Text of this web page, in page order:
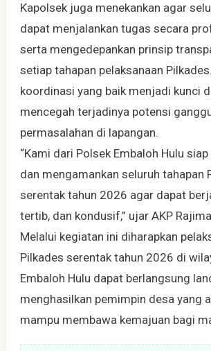
Kapolsek juga menekankan agar
dapat menjalankan tugas secara
serta mengedepankan prinsip
setiap tahapan pelaksanaan
koordinasi yang baik menjadi kunci
mencegah terjadinya potensi
permasalahan di lapangan.
“Kami dari Polsek Embaloh Hulu
dan mengamankan seluruh tahapan
serentak tahun 2026 agar dapat
tertib, dan kondusif,” ujar AKP
Melalui kegiatan ini diharapkan
Pilkades serentak tahun 2026 di
Embaloh Hulu dapat berlangsung
menghasilkan pemimpin desa yang
mampu membawa kemajuan bagi